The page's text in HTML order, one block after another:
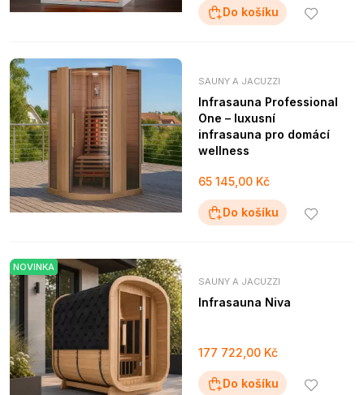
Do košíku
SAUNY A JACUZZI
Infrasauna Professional
One – luxusní
infrasauna pro domácí
wellness
65 145,00 Kč
Do košíku
NOVINKA
SAUNY A JACUZZI
Infrasauna Niva
177 722,00 Kč
Do košíku